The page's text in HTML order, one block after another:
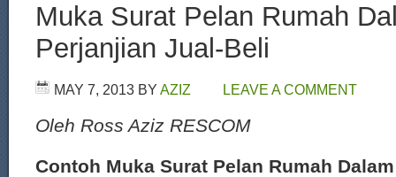
Muka Surat Pelan Rumah
Perjanjian Jual-Beli
MAY 7, 2013 BY AZIZ LEAVE A COMMENT
Oleh Ross Aziz RESCOM
Contoh Muka Surat Pelan Rumah